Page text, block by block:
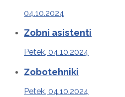
04.10.2024
Zobni asistenti
Petek, 04.10.2024
Zobotehniki
Petek, 04.10.2024